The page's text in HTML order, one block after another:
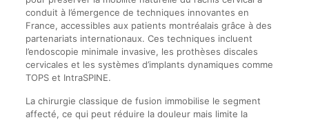
conduit à l’émergence de techniques innovantes en
France, accessibles aux patients montréalais grâce à des
partenariats internationaux. Ces techniques incluent
l’endoscopie minimale invasive, les prothèses discales
cervicales et les systèmes d’implants dynamiques comme
TOPS et IntraSPINE.
La chirurgie classique de fusion immobilise le segment
affecté, ce qui peut réduire la douleur mais limite la